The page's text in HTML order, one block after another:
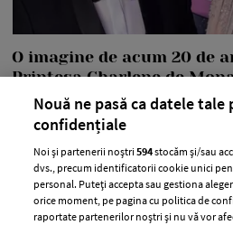
O imagine de acum 20 de
Prințesa Charlene de
valuri pe internet. Care
PEOPLE 06 august 2026
O fotografie realizată în 2007
Monaco a scos la iveală un
+ MAI MULTE
Nouă ne pasă ca datele tale
confidențiale
Noi și partenerii noștri594stocăm și/sau
dvs., precum identificatorii cookie unici
personal. Puteți accepta sau gestiona
orice moment, pe pagina cu politica de
raportate partenerilor noștri și nu vă vor